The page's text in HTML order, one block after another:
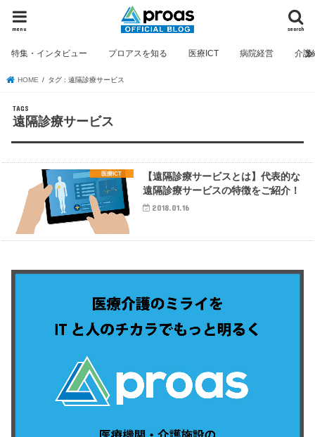
search
menu
特集・インタビュー プロアスを知る 医療ICT 病院経営 介護
HOME タグ : 遠隔診療サービス
遠隔診療サービス
医療ICT
【遠隔診療サービスとは】代表的な
遠隔診療サービスの特徴をご紹介！
2018.01.16